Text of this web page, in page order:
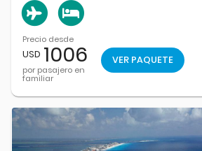
Precio desde
USD 1006
por pasajero en
familiar
VER PAQUETE